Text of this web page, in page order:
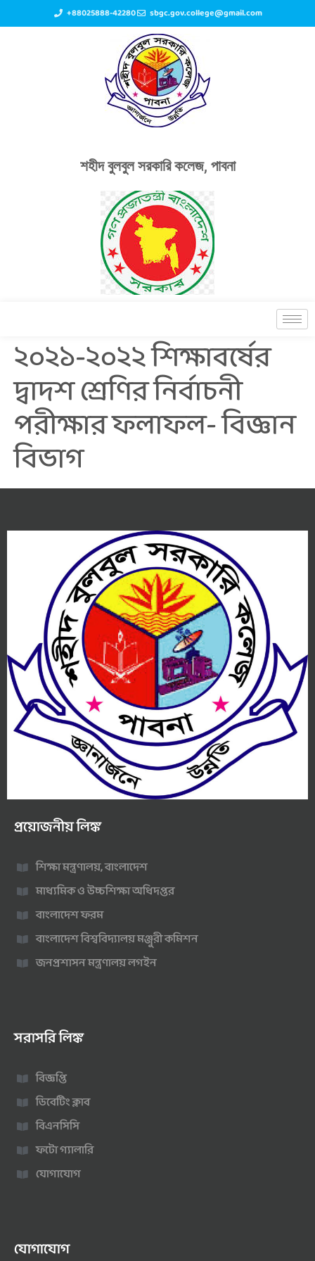
+88025888-42280 sbgc.gov.college@gmail.com
শহীদ বুলবুল সরকারি কলেজ, পাবনা
২০২১-২০২২ শিক্ষাবর্ষের
দ্বাদশ শ্রেণির নির্বাচনী
পরীক্ষার ফলাফল- বিজ্ঞান
বিভাগ
প্রয়োজনীয় লিঙ্ক
শিক্ষা মন্ত্রণালয়, বাংলাদেশ
মাধ্যমিক ও উচ্চশিক্ষা অধিদপ্তর
বাংলাদেশ ফরম
বাংলাদেশ বিশ্ববিদ্যালয় মঞ্জুরী কমিশন
জনপ্রশাসন মন্ত্রণালয় লগইন
সরাসরি লিঙ্ক
বিজ্ঞপ্তি
ডিবেটিং ক্লাব
বিএনসিসি
ফটো গ্যালারি
যোগাযোগ
যোগাযোগ